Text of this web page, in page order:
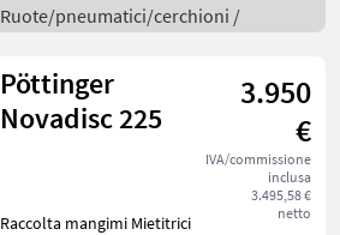
Ruote complete
Ruote/pneumatici/cerchioni /
Pöttinger
Novadisc 225
3.950
€
IVA/commissione
inclusa
3.495,58 €
netto
Raccolta mangimi Mietitrici